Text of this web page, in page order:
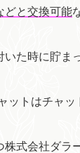
どと交換可能
いた時に貯ま
ットはチャ
株式会社ダラ